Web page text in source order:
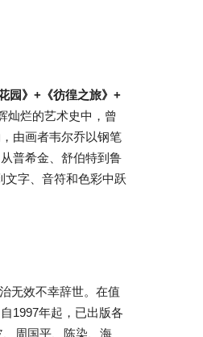
园》+《彷徨之旅》+
灿烂的艺术史中，曾
由画者韦尔乔以钢笔
普希金、舒伯特到鲁
文字、音符和色彩中跃
无效不幸辞世。在值
1997年起，已出版各
周国平、陈染、海